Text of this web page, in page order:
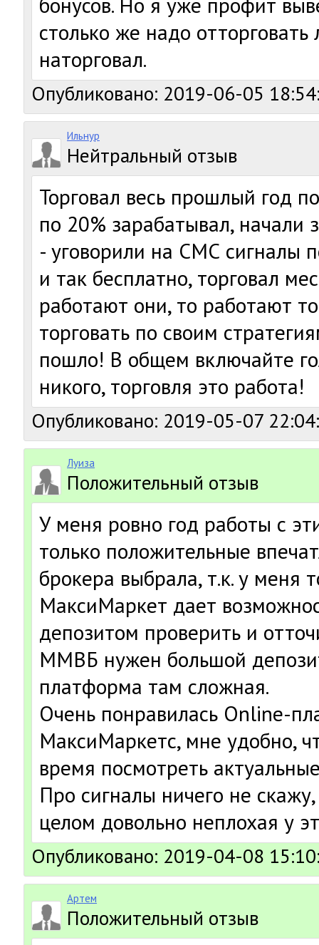
столько же надо отторговать
наторговал.
Опубликовано: 2019-06-05
Ильнур
Нейтральный отзыв
Торговал весь прошлый год
по 20% зарабатывал, начали
- уговорили на СМС сигналы
и так бесплатно, торговал
работают они, то работают
торговать по своим
пошло! В общем включайте
никого, торговля это работа!
Опубликовано: 2019-05-07
Луиза
Положительный отзыв
У меня ровно год работы с
только положительные
брокера выбрала, т.к. у меня
МаксиМаркет дает
депозитом проверить и
ММВБ нужен большой
платформа там сложная.
Очень понравилась Online-
МаксиМаркетс, мне удобно,
время посмотреть
Про сигналы ничего не
целом довольно неплохая у
Опубликовано: 2019-04-08
Артем
Положительный отзыв